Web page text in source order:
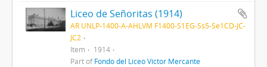
Liceo de Señoritas (1914)
AR UNLP-1400-A-AHLVM F1400-S1EG-Ss5-Se1CD-JC-
JC2
Item
1914
Part ofFondo del Liceo Víctor Mercante